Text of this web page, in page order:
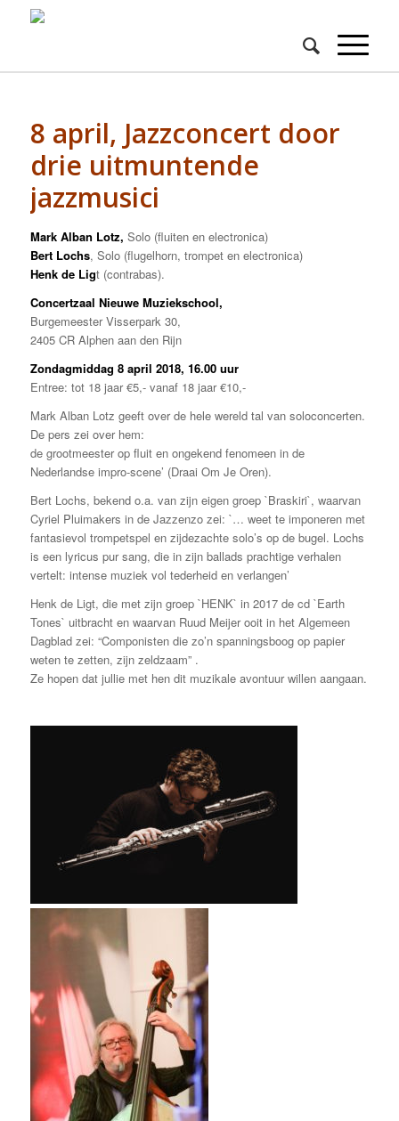
8 april, Jazzconcert door
drie uitmuntende
jazzmusici
Mark Alban Lotz, Solo (fluiten en electronica)
Bert Lochs, Solo (flugelhorn, trompet en electronica)
Henk de Ligt (contrabas).
Concertzaal Nieuwe Muziekschool,
Burgemeester Visserpark 30,
2405 CR Alphen aan den Rijn
Zondagmiddag 8 april 2018, 16.00 uur
Entree: tot 18 jaar €5,- vanaf 18 jaar €10,-
Mark Alban Lotz geeft over de hele wereld tal van soloconcerten.
De pers zei over hem:
de grootmeester op fluit en ongekend fenomeen in de
Nederlandse impro-scene’ (Draai Om Je Oren).
Bert Lochs, bekend o.a. van zijn eigen groep `Braskiri`, waarvan
Cyriel Pluimakers in de Jazzenzo zei: `… weet te imponeren met
fantasievol trompetspel en zijdezachte solo’s op de bugel. Lochs
is een lyricus pur sang, die in zijn ballads prachtige verhalen
vertelt: intense muziek vol tederheid en verlangen’
Henk de Ligt, die met zijn groep `HENK` in 2017 de cd `Earth
Tones` uitbracht en waarvan Ruud Meijer ooit in het Algemeen
Dagblad zei: “Componisten die zo’n spanningsboog op papier
weten te zetten, zijn zeldzaam” .
Ze hopen dat jullie met hen dit muzikale avontuur willen aangaan.